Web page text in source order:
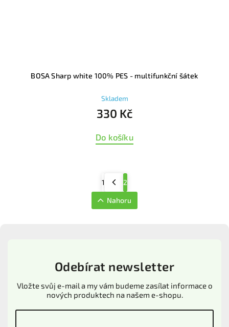
BOSA Sharp white 100% PES - multifunkční šátek
Skladem
330 Kč
Do košíku
1 2
Nahoru
Odebírat newsletter
Vložte svůj e-mail a my vám budeme zasílat informace o
nových produktech na našem e-shopu.